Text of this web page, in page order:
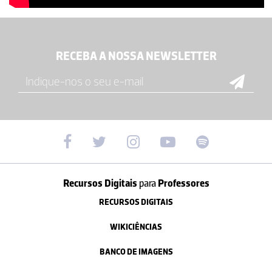
RECEBA A NOSSA NEWSLETTER
Recursos Digitais paraProfessores
RECURSOS DIGITAIS
WIKICIÊNCIAS
BANCO DE IMAGENS